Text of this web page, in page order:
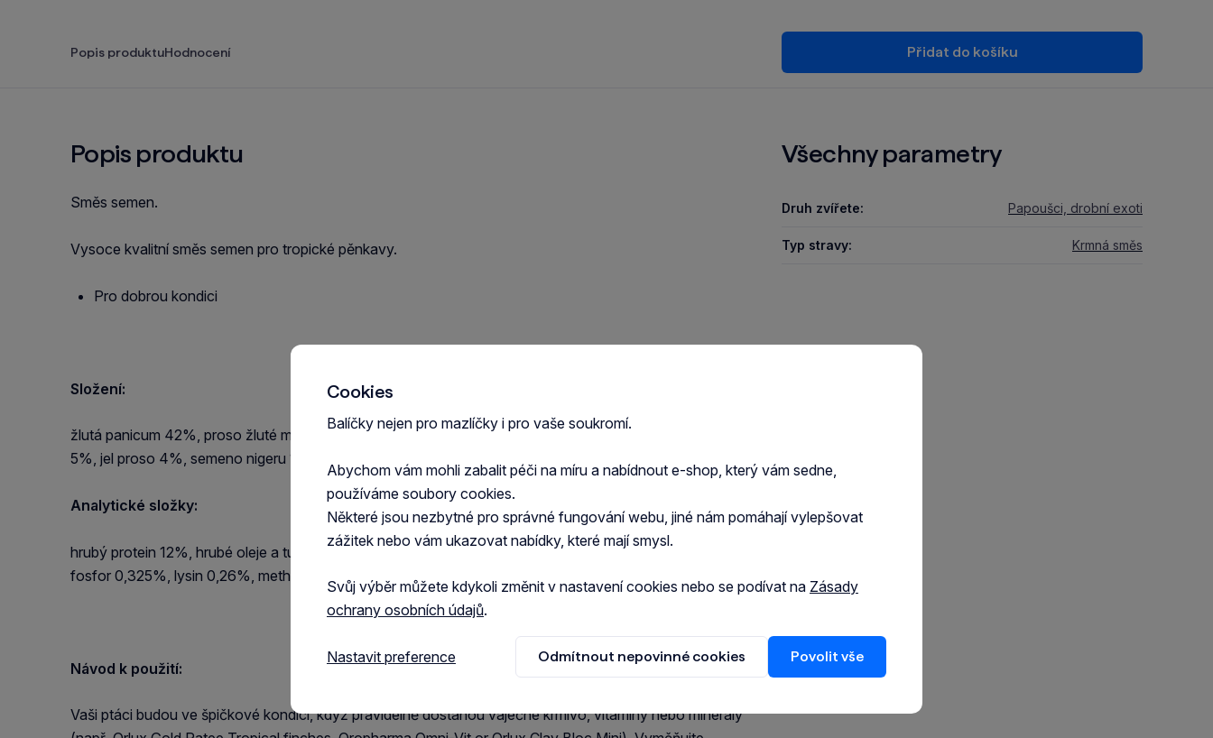
Popis produktuHodnocení Přidat do košíku
Popis produktu
Směs semen.
Vysoce kvalitní směs semen pro tropické pěnkavy.
Pro dobrou kondici
Složení:
žlutá panicum 42%, proso žluté malé 28%, proso žluté 11,5%, lesknice kanárská 8,5%, proso červené
5%, jel proso 4%, semeno nigeru 1%
Analytické složky:
hrubý protein 12%, hrubé oleje a tuky 4,5%, hrubá vláknina 8%, hrubý popel 3,4%, vápnik 0,045%,
fosfor 0,325%, lysin 0,26%, methionin 0,26%, threonin 0,37%
Návod k použití:
Vaši ptáci budou ve špičkové kondici, když pravidelně dostanou vaječné krmivo, vitamíny nebo minerály
Všechny parametry
Druh zvířete: Papoušci, drobní exoti
Typ stravy: Krmná směs
Cookies
Balíčky nejen pro mazlíčky i pro vaše soukromí.
Abychom vám mohli zabalit péči na míru a nabídnout e-shop, který vám sedne,
používáme soubory cookies.
Některé jsou nezbytné pro správné fungování webu, jiné nám pomáhají vylepšovat
zážitek nebo vám ukazovat nabídky, které mají smysl.
Svůj výběr můžete kdykoli změnit v nastavení cookies nebo se podívat na Zásady
ochrany osobních údajů.
Nastavit preference Odmítnout nepovinné cookies Povolit vše